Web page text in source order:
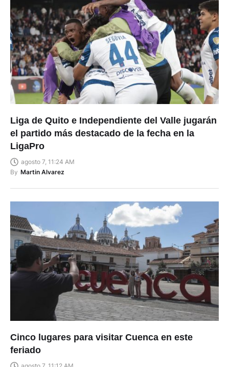
Liga de Quito e Independiente del Valle jugarán
el partido más destacado de la fecha en la
LigaPro
agosto 7, 11:24 AM
By Martin Alvarez
Cinco lugares para visitar Cuenca en este
feriado